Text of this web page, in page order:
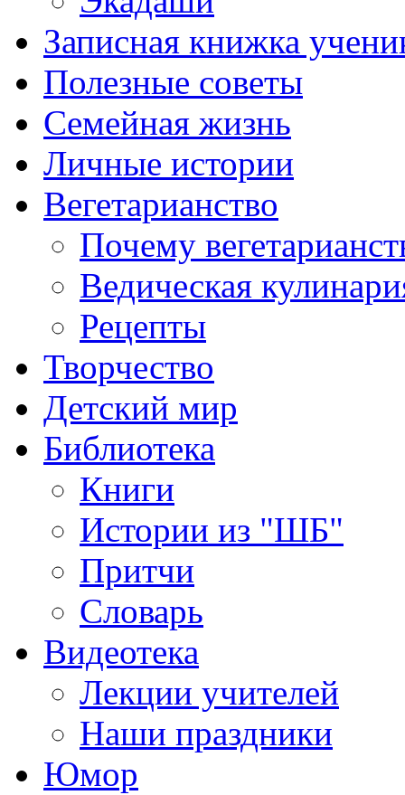
Записная книжка
Полезные советы
Семейная жизнь
Личные истории
Вегетарианство
Почему
Ведическая
Рецепты
Творчество
Детский мир
Библиотека
Книги
Истории из "ШБ"
Притчи
Словарь
Видеотека
Лекции учителей
Наши праздники
Юмор